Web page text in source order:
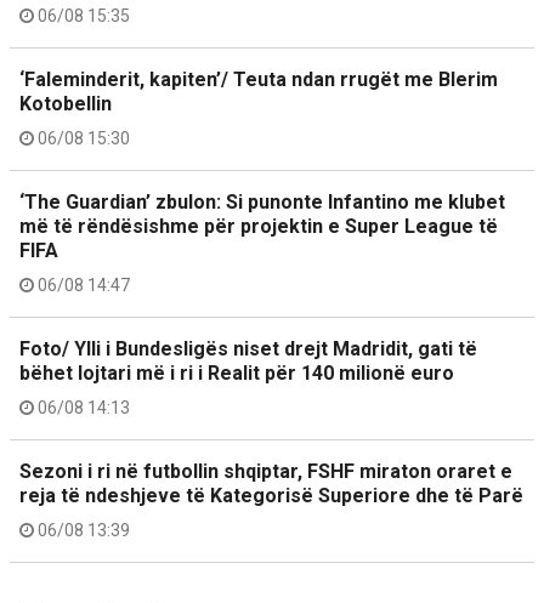
06/08 15:35
‘Faleminderit, kapiten’/ Teuta ndan rrugët me Blerim
Kotobellin
06/08 15:30
‘The Guardian’ zbulon: Si punonte Infantino me klubet
më të rëndësishme për projektin e Super League të
FIFA
06/08 14:47
Foto/ Ylli i Bundesligës niset drejt Madridit, gati të
bëhet lojtari më i ri i Realit për 140 milionë euro
06/08 14:13
Sezoni i ri në futbollin shqiptar, FSHF miraton oraret e
reja të ndeshjeve të Kategorisë Superiore dhe të Parë
06/08 13:39